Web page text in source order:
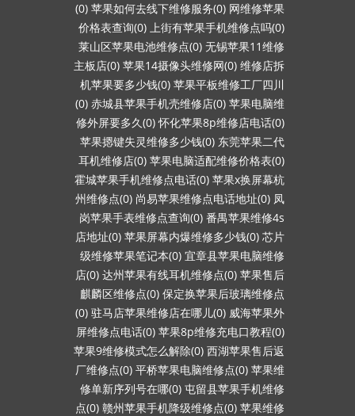
(0) 苹果如何去线下维修服务(0) 网维修苹果
价格表查询(0) 上街有苹果手机维修点吗(0)
莱山区苹果电池维修点(0) 无锡苹果11维修
主板店(0) 苹果14摄像头维修网(0) 维修店拆
机苹果要多少钱(0) 苹果平板维修工厂四川
(0) 赤城县苹果手机壳维修店(0) 苹果电脑维
修外屏要多久(0) 怀化苹果8p维修店电话(0)
苹果摁键失灵维修多少钱(0) 东莞苹果二代
耳机维修店(0) 苹果电脑适配维修价格表(0)
霍城苹果手机维修点电话(0) 苹果x换屏幕杭
州维修点(0) 尚易苹果维修点电话地址(0) 凤
岗苹果手表维修点查询(0) 番禺苹果维修4s
店地址(0) 苹果屏幕内爆维修多少钱(0) 芯片
级维修苹果笔记本(0) 宜章县苹果电脑维修
店(0) 达州苹果有线耳机维修点(0) 苹果售后
麒麟区维修点(0) 保定换苹果后玻璃维修点
(0) 驻马店苹果维修店在哪儿(0) 威海苹果外
屏维修点电话(0) 苹果8p维修充电口教程(0)
苹果9维修模式怎么解除(0) 西湖苹果售后返
厂维修点(0) 平桥苹果电脑维修点(0) 苹果维
修单新序列号在哪(0) 屯留县苹果手机维修
点(0) 赣州苹果手机降级维修点(0) 苹果维修